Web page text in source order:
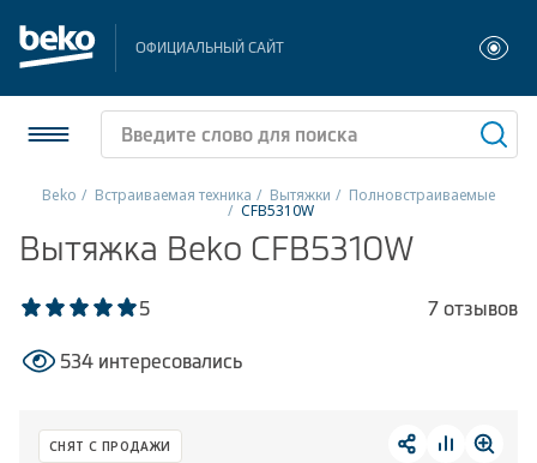
ОФИЦИАЛЬНЫЙ САЙТ
Холодильники и морозильники
Стиральные и сушильные машины
Встраиваемая техника
Beko Встраиваемая техника Вытяжки Полновстраиваемые
CFB5310W
Вытяжка Beko CFB5310W
5 7 отзывов
534 интересовались
СНЯТ С ПРОДАЖИ